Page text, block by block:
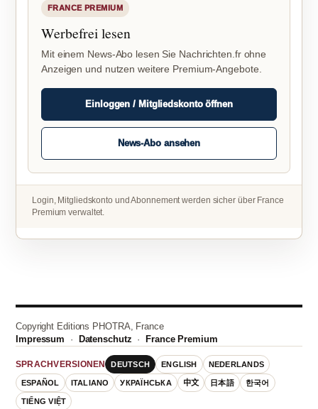
FRANCE PREMIUM
Werbefrei lesen
Mit einem News-Abo lesen Sie Nachrichten.fr ohne
Anzeigen und nutzen weitere Premium-Angebote.
Einloggen / Mitgliedskonto öffnen
News-Abo ansehen
Login, Mitgliedskonto und Abonnement werden sicher über France
Premium verwaltet.
Copyright Editions PHOTRA, France
Impressum · Datenschutz · France Premium
SPRACHVERSIONEN DEUTSCH ENGLISH NEDERLANDS
ESPAÑOL ITALIANO УКРАЇНСЬКА 中文 日本語 한국어
TIẾNG VIỆT